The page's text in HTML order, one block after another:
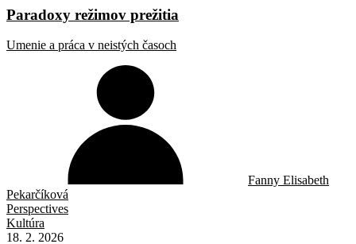
Paradoxy režimov prežitia
Umenie a práca v neistých časoch
Fanny Elisabeth
Pekarčíková
Perspectives
Kultúra
18. 2. 2026